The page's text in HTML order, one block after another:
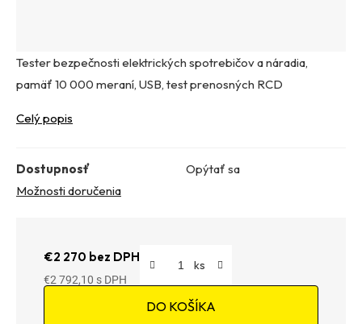
Tester bezpečnosti elektrických spotrebičov a náradia,
pamäť 10 000 meraní, USB, test prenosných RCD
Celý popis
Dostupnosť
Opýtať sa
Možnosti doručenia
€2 270 bez DPH
€2 792,10
DO KOŠÍKA